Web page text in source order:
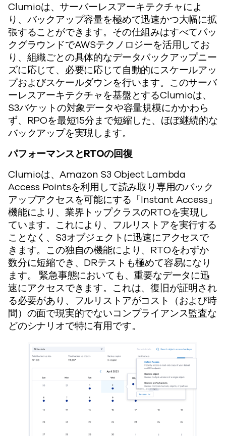
Clumioは、サーバーレスアーキテクチャによ
り、バックアップ容量を極めて迅速かつ大幅に拡
張することができます。その仕組みはすべてバッ
クグラウンドでAWSテクノロジーを活用してお
り、組織ごとの具体的なデータバックアップニー
ズに応じて、必要に応じて自動的にスケールアッ
プおよびスケールダウンを行います。このサーバ
ーレスアーキテクチャを基盤とするClumioは、
S3バケットの対象データや容量規模にかかわら
ず、RPOを最短15分まで短縮した、ほぼ継続的な
バックアップを実現します。
パフォーマンスとRTOの回復
Clumioは、Amazon S3 Object Lambda
Access Pointsを利用して読み取り専用のバック
アップアクセスを可能にする「Instant Access」
機能により、業界トップクラスのRTOを実現し
ています。これにより、フルリストアを実行する
ことなく、S3オブジェクトに迅速にアクセスで
きます。この独自の機能により、RTOをわずか
数分に短縮でき、DRテストも極めて容易になり
ます。 緊急事態においても、重要なデータに迅
速にアクセスできます。これは、復旧が証明され
る必要があり、フルリストアがコスト（および時
間）の面で現実的でないコンプライアンス監査な
どのシナリオで特に有用です。